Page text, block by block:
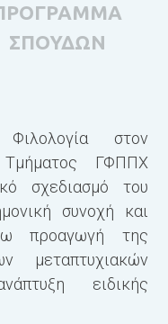
ΣΠΟΥΔΩΝ
στον
ΓΦΠΠΧ
σχεδιασμό του
συνοχή και
προαγωγή της
μεταπτυχιακών
ειδικής